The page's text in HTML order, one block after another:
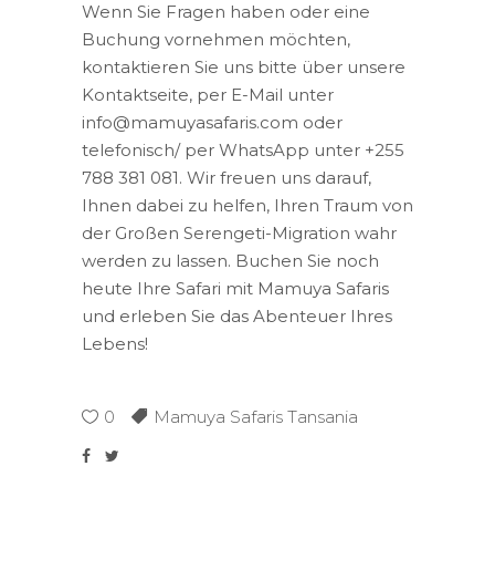
Wenn Sie Fragen haben oder eine
Buchung vornehmen möchten,
kontaktieren Sie uns bitte über unsere
Kontaktseite, per E-Mail unter
info@mamuyasafaris.com oder
telefonisch/ per WhatsApp unter +255
788 381 081. Wir freuen uns darauf,
Ihnen dabei zu helfen, Ihren Traum von
der Großen Serengeti-Migration wahr
werden zu lassen. Buchen Sie noch
heute Ihre Safari mit Mamuya Safaris
und erleben Sie das Abenteuer Ihres
Lebens!
0 Mamuya Safaris Tansania